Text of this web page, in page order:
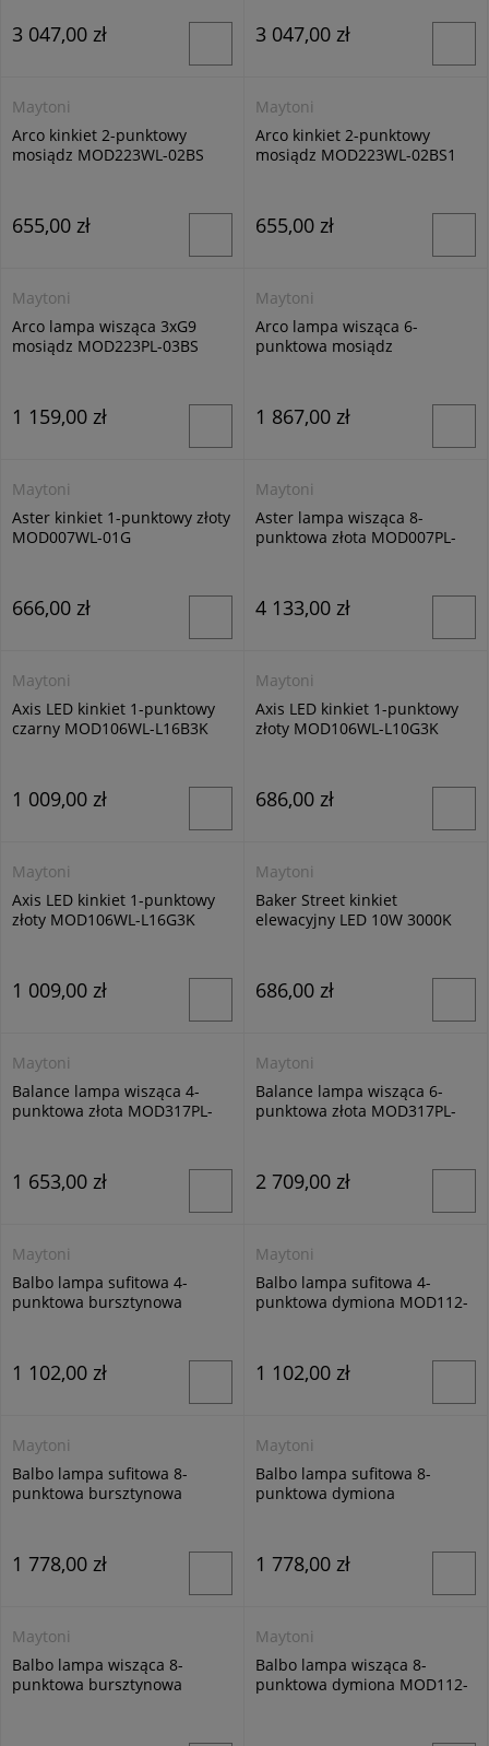
3 047,00 zł 3 047,00 zł
Maytoni
Arco kinkiet 2-punktowy
mosiądz MOD223WL-02BS
655,00 zł
Maytoni
Arco kinkiet 2-punktowy
mosiądz MOD223WL-02BS1
655,00 zł
Maytoni
Arco lampa wisząca 3xG9
mosiądz MOD223PL-03BS
1 159,00 zł
Maytoni
Arco lampa wisząca 6-
punktowa mosiądz
1 867,00 zł
Maytoni
Aster kinkiet 1-punktowy złoty
MOD007WL-01G
666,00 zł
Maytoni
Aster lampa wisząca 8-
punktowa złota MOD007PL-
4 133,00 zł
Maytoni
Axis LED kinkiet 1-punktowy
czarny MOD106WL-L16B3K
1 009,00 zł
Maytoni
Axis LED kinkiet 1-punktowy
złoty MOD106WL-L10G3K
686,00 zł
Maytoni
Axis LED kinkiet 1-punktowy
złoty MOD106WL-L16G3K
1 009,00 zł
Maytoni
Baker Street kinkiet
elewacyjny LED 10W 3000K
686,00 zł
Maytoni
Balance lampa wisząca 4-
punktowa złota MOD317PL-
1 653,00 zł
Maytoni
Balance lampa wisząca 6-
punktowa złota MOD317PL-
2 709,00 zł
Maytoni
Balbo lampa sufitowa 4-
punktowa bursztynowa
1 102,00 zł
Maytoni
Balbo lampa sufitowa 4-
punktowa dymiona MOD112-
1 102,00 zł
Maytoni
Balbo lampa sufitowa 8-
punktowa bursztynowa
1 778,00 zł
Maytoni
Balbo lampa sufitowa 8-
punktowa dymiona
1 778,00 zł
Maytoni
Balbo lampa wisząca 8-
punktowa bursztynowa
Maytoni
Balbo lampa wisząca 8-
punktowa dymiona MOD112-